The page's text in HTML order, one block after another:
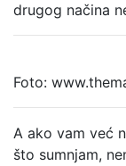
drugog načina
Foto:
A ako vam već
što sumnjam,